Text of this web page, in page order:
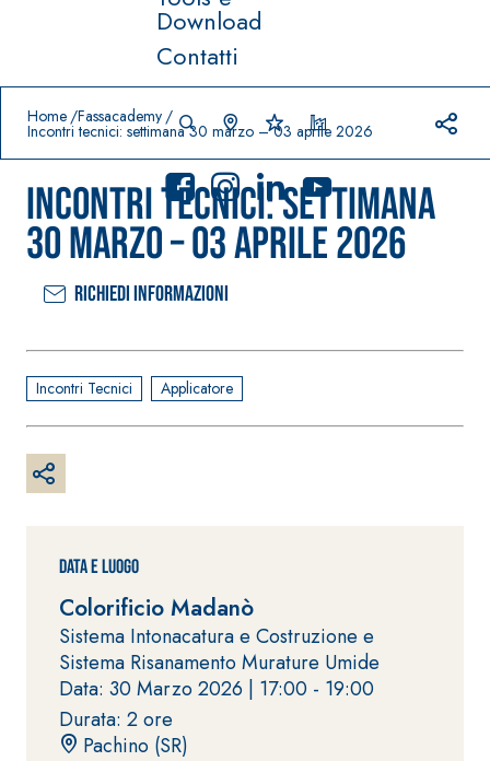
Download
Contatti
Home Fassacademy
Incontri tecnici: settimana 30 marzo – 03 aprile 2026
Incontri tecnici: settimana
30 marzo – 03 aprile 2026
Richiedi informazioni
Incontri Tecnici Applicatore
Data e Luogo
Colorificio Madanò
Sistema Intonacatura e Costruzione e
Sistema Risanamento Murature Umide
Data: 30 Marzo 2026 | 17:00 - 19:00
Durata: 2 ore
Pachino (SR)
Prodotti in primo piano
PAVIMENTI E
AQU
–
IMPERMEABILIZ
ZANTI
monocomponente
polimero
cementizia
PITTURE